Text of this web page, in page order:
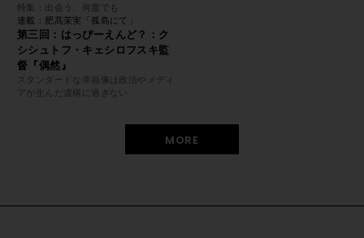
特集：出会う、何度でも
連載：肥髙茉実「孤島にて」
第三回：はっぴーえんど？：ク
シシュトフ・キェシロフスキ監
督『偶然』
スタンダードな幸福像は政治やメディ
アが生んだ虚構に過ぎない
MORE